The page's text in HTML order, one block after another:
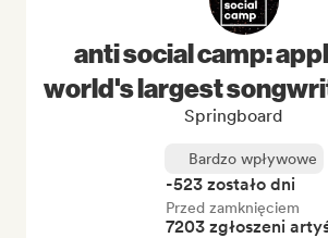
anti social camp:
world's largest
Springboard
Bardzo wpływowe
-523 zostało dni
Przed zamknięciem
7203 zgłoszeni